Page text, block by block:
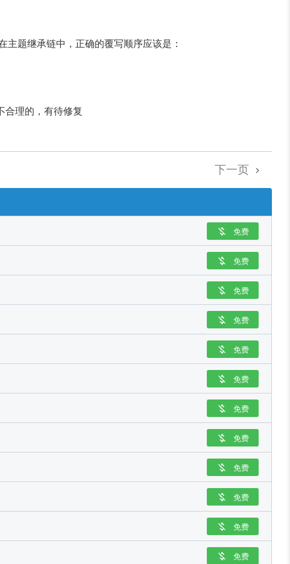
主题继承链中，正确的覆写顺序应该是：
合理的，有待修复
下一页 
 免费
 免费
 免费
 免费
 免费
 免费
 免费
 免费
 免费
 免费
 免费
 免费